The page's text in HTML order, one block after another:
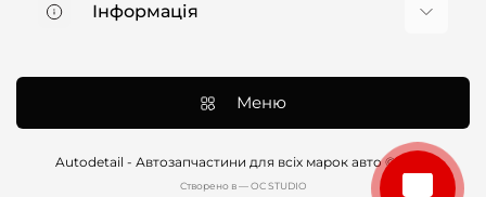
Інформація
Контакти
Договір оферти
Меню
Autodetail - Автозапчастини для всіх марок авто © 2026
Cтворено в — OC STUDIO